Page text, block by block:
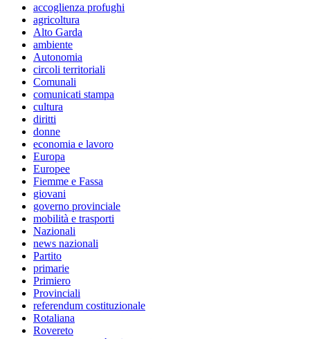
accoglienza profughi
agricoltura
Alto Garda
ambiente
Autonomia
circoli territoriali
Comunali
comunicati stampa
cultura
diritti
donne
economia e lavoro
Europa
Europee
Fiemme e Fassa
giovani
governo provinciale
mobilità e trasporti
Nazionali
news nazionali
Partito
primarie
Primiero
Provinciali
referendum costituzionale
Rotaliana
Rovereto